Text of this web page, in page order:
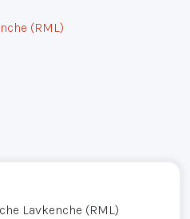
(RML)
Lavkenche (RML)